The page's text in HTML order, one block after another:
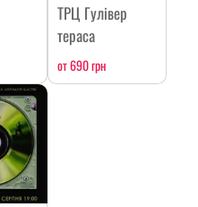
ТРЦ Гулівер
тераса
от 690 грн